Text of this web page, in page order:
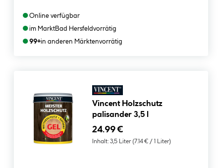
●Online verfügbar
●im MarktBad Hersfeldvorrätig
●99+in anderen Märktenvorrätig
Vincent Holzschutz
palisander 3,5 l
24.99 €
Inhalt: 3,5 Liter (7.14 € / 1 Liter)